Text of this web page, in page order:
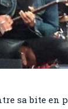
sa bite en